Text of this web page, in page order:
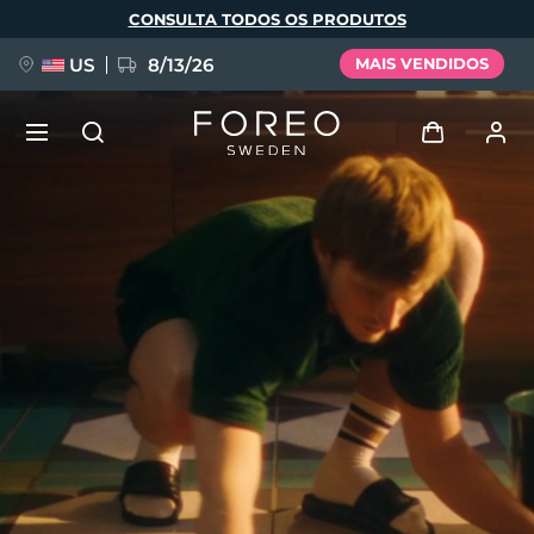
principal
CONSULTA TODOS OS PRODUTOS
US 8/13/26 MAIS VENDIDOS
Entrar
Perfil de usuário
Meus aparelhos
Meus pedidos
Meus endereços
As minhas subscrições
FAQ™ Pure Beauty-Tech Elixir
BREAKING NEWS
issa™ Teeth Whitening Set
Deutsch
Español
Português
Svenska
Русский
Türkçe
简体中文 繁體中文